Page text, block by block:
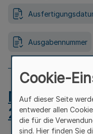
Ausgabennummer
MB.NRW
24.07.2026
Cookie-
Auf dieser Seite
entweder allen
die für die
sind. Hier finden Sie